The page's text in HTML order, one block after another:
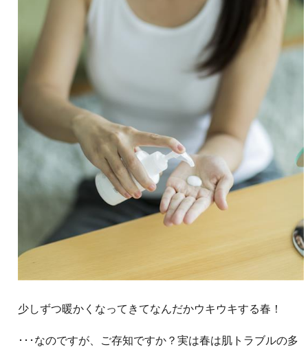
少しずつ暖かくなってきてなんだかウキウキする春！
･･･なのですが、ご存知ですか？実は春は肌トラブルの多